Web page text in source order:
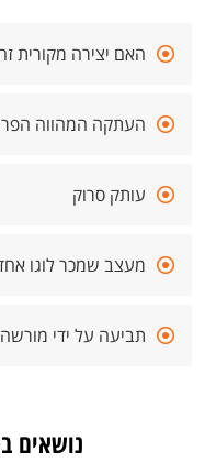
האם יצירה מקורית
העתקה המהווה
עותק סרוק
מעצב שמכר לוגו
תביעה על ידי
נושאים